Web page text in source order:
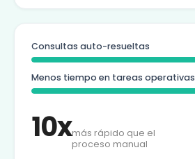
Consultas auto-resueltas
Menos tiempo en tareas operativas
10xmás rápido que el
proceso manual